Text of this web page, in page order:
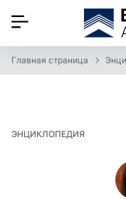
Главная страница
ЭНЦИКЛОПЕДИЯ